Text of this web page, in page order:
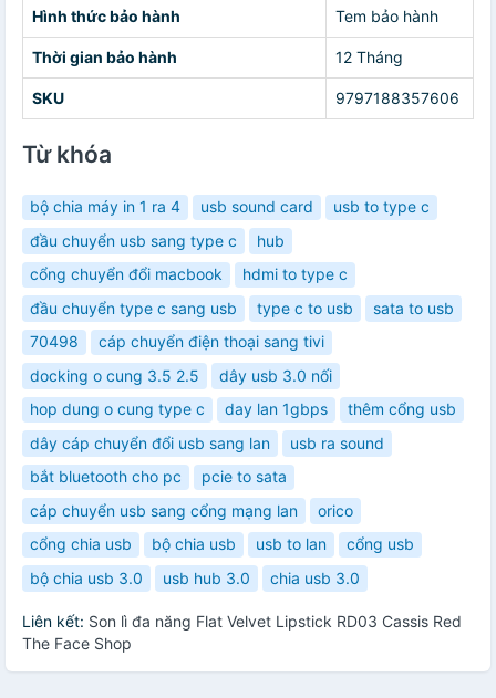
Hình thức bảo hành Tem bảo hành
Thời gian bảo hành 12 Tháng
SKU 9797188357606
Từ khóa
bộ chia máy in 1 ra 4 usb sound card
usb to type c
đầu chuyển usb sang type c
hub
cổng chuyển đổi macbook
hdmi to type c
đầu chuyển type c sang usb
type c to usb
sata to usb
70498
cáp chuyển điện thoại sang tivi
docking o cung 3.5 2.5
dây usb 3.0 nối
hop dung o cung type c
day lan 1gbps
thêm cổng usb
dây cáp chuyển đổi usb sang lan
usb ra sound
bắt bluetooth cho pc
pcie to sata
cáp chuyển usb sang cổng mạng lan
orico
cổng chia usb
bộ chia usb usb to lan
cổng usb
bộ chia usb 3.0
usb hub 3.0 chia usb 3.0
Liên kết: Son lì đa năng Flat Velvet Lipstick RD03 Cassis Red
The Face Shop